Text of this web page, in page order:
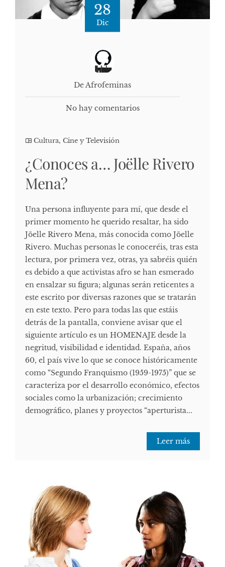
28
Dic
De Afrofeminas
No hay comentarios
Cultura, Cine y Televisión
¿Conoces a… Joëlle Rivero
Mena?
Una persona influyente para mí, que desde el
primer momento he querido resaltar, ha sido
Jöelle Rivero Mena, más conocida como Jöelle
Rivero. Muchas personas le conoceréis, tras esta
lectura, por primera vez, otras, ya sabréis quién
es debido a que activistas afro se han esmerado
en ensalzar su figura; algunas serán reticentes a
este escrito por diversas razones que se tratarán
en este texto. Pero para todas las que estáis
detrás de la pantalla, conviene avisar que el
siguiente artículo es un HOMENAJE desde la
negritud, visibilidad e identidad. España, años
60, el país vive lo que se conoce históricamente
como “Segundo Franquismo (1959-1975)” que se
caracteriza por el desarrollo económico, efectos
sociales como la urbanización; crecimiento
demográfico, planes y proyectos “aperturista...
Leer más